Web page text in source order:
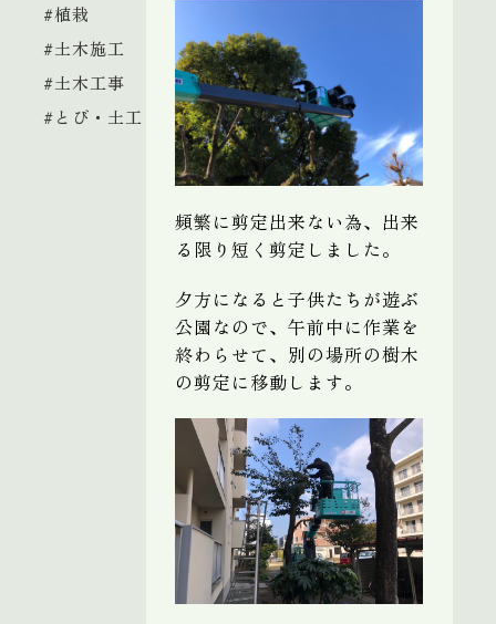
#植栽
#土木施工
#土木工事
#とび・土工
頻繁に剪定出来ない為、出来
る限り短く剪定しました。
夕方になると子供たちが遊ぶ
公園なので、午前中に作業を
終わらせて、別の場所の樹木
の剪定に移動します。